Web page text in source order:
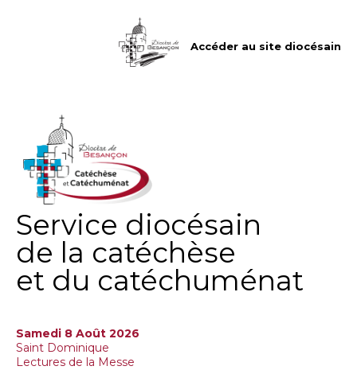
Accéder au site diocésain
Service diocésain
de la catéchèse
et du catéchuménat
Samedi 8 Août 2026
Saint Dominique
Lectures de la Messe